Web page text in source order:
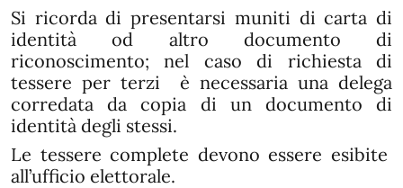
Si ricorda di presentarsi muniti di carta di
identità od altro documento di
riconoscimento; nel caso di richiesta di
tessere per terzi è necessaria una delega
corredata da copia di un documento di
identità degli stessi.
Le tessere complete devono essere esibite
all’ufficio elettorale.